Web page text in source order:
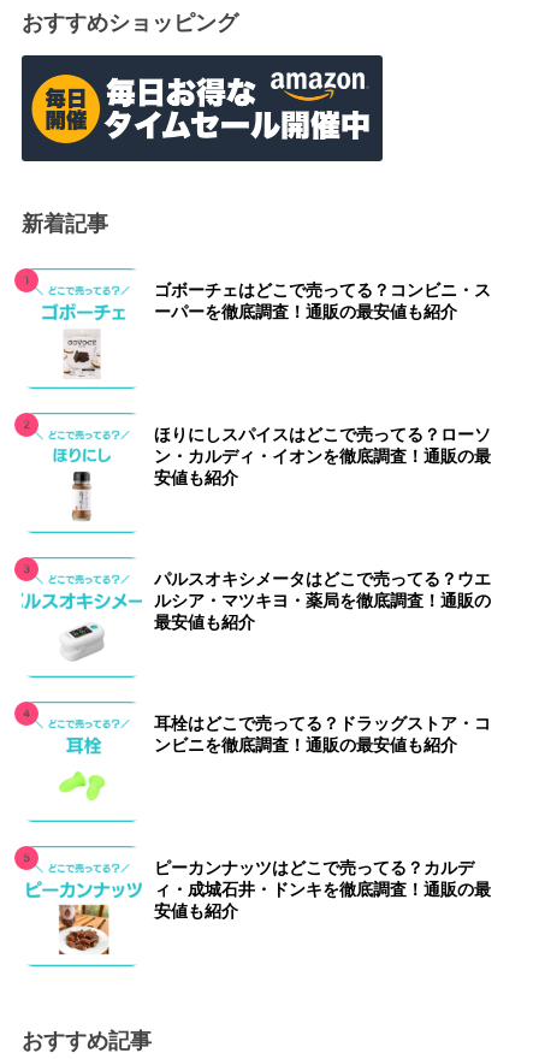
おすすめショッピング
新着記事
ゴボーチェはどこで売ってる？コンビニ・ス
ーパーを徹底調査！通販の最安値も紹介
ほりにしスパイスはどこで売ってる？ローソ
ン・カルディ・イオンを徹底調査！通販の最
安値も紹介
パルスオキシメータはどこで売ってる？ウエ
ルシア・マツキヨ・薬局を徹底調査！通販の
最安値も紹介
耳栓はどこで売ってる？ドラッグストア・コ
ンビニを徹底調査！通販の最安値も紹介
ピーカンナッツはどこで売ってる？カルデ
ィ・成城石井・ドンキを徹底調査！通販の最
安値も紹介
おすすめ記事